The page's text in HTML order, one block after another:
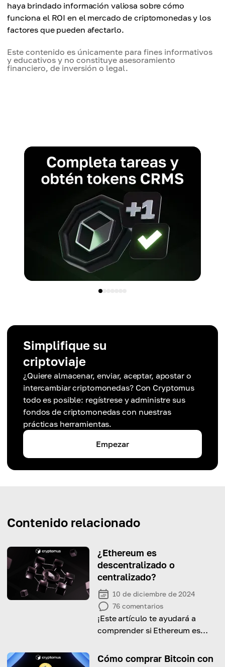
haya brindado información valiosa sobre cómo
funciona el ROI en el mercado de criptomonedas y los
factores que pueden afectarlo.
Este contenido es únicamente para fines informativos
y educativos y no constituye asesoramiento
financiero, de inversión o legal.
Simplifique su
criptoviaje
¿Quiere almacenar, enviar, aceptar, apostar o
intercambiar criptomonedas? Con Cryptomus
todo es posible: regístrese y administre sus
fondos de criptomonedas con nuestras
prácticas herramientas.
Empezar
Contenido relacionado
¿Ethereum es
descentralizado o
centralizado?
10 de diciembre de 2024
76 comentarios
¡Este artículo te ayudará a
comprender si Ethereum es
pasos que toma para seguir
Cómo comprar Bitcoin con